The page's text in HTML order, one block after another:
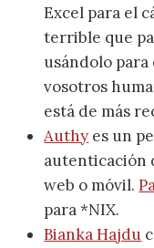
Excel para el
terrible que
usándolo para
vosotros
está de más
Authy es un
autenticación
web o móvil.
para *NIX.
Bianka Hajdu